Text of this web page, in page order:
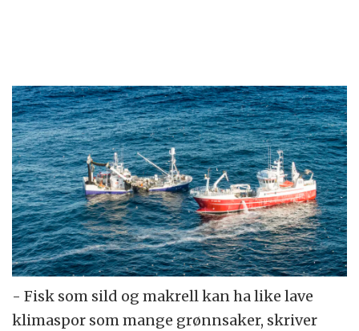
- Fisk som sild og makrell kan ha like lave
klimaspor som mange grønnsaker, skriver